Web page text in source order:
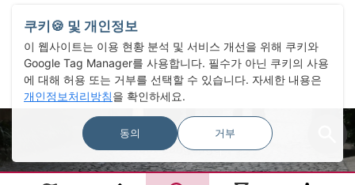
Select Language▼
쿠키🍪 및 개인정보
이 웹사이트는 이용 현황 분석 및 서비스 개선을 위해 쿠키와
Google Tag Manager를 사용합니다. 필수가 아닌 쿠키의 사용
에 대해 허용 또는 거부를 선택할 수 있습니다. 자세한 내용은
개인정보처리방침을 확인하세요.
동의 거부